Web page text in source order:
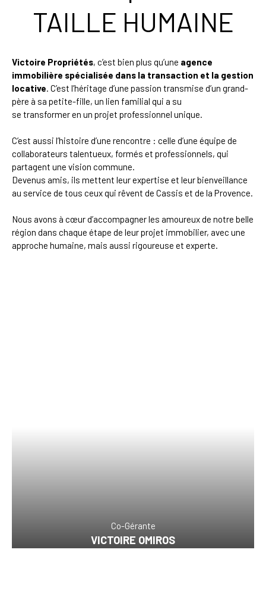
TAILLE HUMAINE
Victoire Propriétés, c’est bien plus qu’une agence
immobilière spécialisée dans la transaction et la gestion
locative. C’est l’héritage d’une passion transmise d’un grand-
père à sa petite-fille, un lien familial qui a su
se transformer en un projet professionnel unique.
C’est aussi l’histoire d’une rencontre : celle d’une équipe de
collaborateurs talentueux, formés et professionnels, qui
partagent une vision commune.
Devenus amis, ils mettent leur expertise et leur bienveillance
au service de tous ceux qui rêvent de Cassis et de la Provence.
Nous avons à cœur d’accompagner les amoureux de notre belle
région dans chaque étape de leur projet immobilier, avec une
approche humaine, mais aussi rigoureuse et experte.
Co-Gérante
VICTOIRE OMIROS